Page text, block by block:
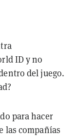
ID y no
del juego.
para hacer
las compañías